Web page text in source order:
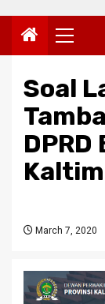
Menu
Soal
DPRD
Kaltim
March 7, 2020